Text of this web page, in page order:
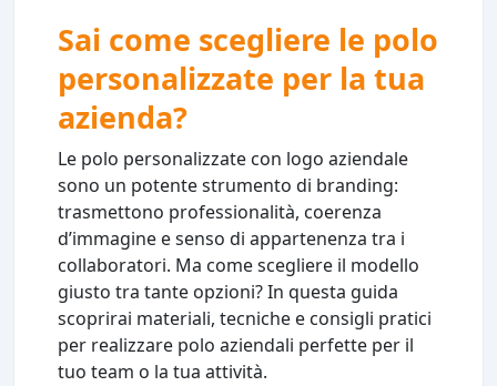
Sai come scegliere le polo
personalizzate per la tua
azienda?
Le polo personalizzate con logo aziendale
sono un potente strumento di branding:
trasmettono professionalità, coerenza
d’immagine e senso di appartenenza tra i
collaboratori. Ma come scegliere il modello
giusto tra tante opzioni? In questa guida
scoprirai materiali, tecniche e consigli pratici
per realizzare polo aziendali perfette per il
tuo team o la tua attività.